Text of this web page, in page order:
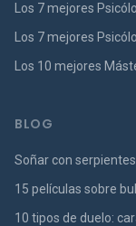
Los 7 mejores
Los 7 mejores
Los 10 mejores
BLOG
Soñar con
15 películas sobre
10 tipos de duelo: